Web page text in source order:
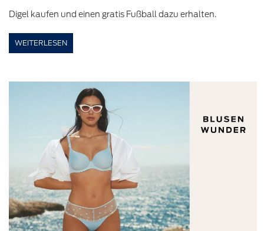
Digel kaufen und einen gratis Fußball dazu erhalten.
WEITERLESEN